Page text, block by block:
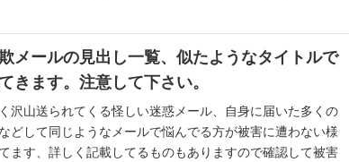
メールの見出し一覧、似たようなタイトルで
きます。注意して下さい。
沢山送られてくる怪しい迷惑メール、自身に届いた多くの
どして同じようなメールで悩んでる方が被害に遭わない様
ます、詳しく記載してるものもありますので確認して被害